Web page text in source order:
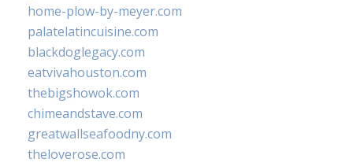
home-plow-by-meyer.com
palatelatincuisine.com
blackdoglegacy.com
eatvivahouston.com
thebigshowok.com
chimeandstave.com
greatwallseafoodny.com
theloverose.com